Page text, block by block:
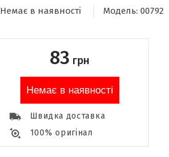
Немає в наявності Модель: 00792
83 грн
Немає в наявності
Швидка доставка
100% оригінал